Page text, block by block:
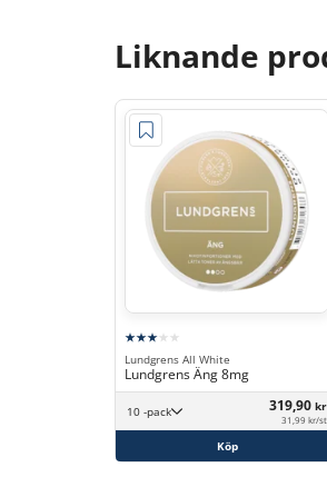
Liknande
Lundgrens All White
Lundgrens Äng 8mg
10 -pack 319,90 kr
31,99 kr/st
Köp